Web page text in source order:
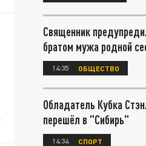
Священник
братом мужа родной
14:35 ОБЩЕСТВО
Обладатель Кубка
перешёл в "Сибирь"
14:34 СПОРТ